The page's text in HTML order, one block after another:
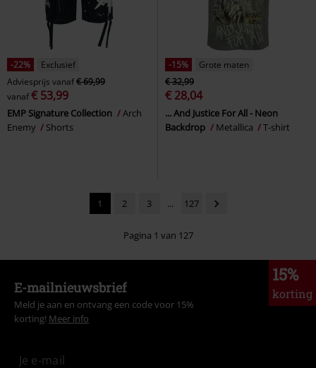
-22%
Exclusief
Adviesprijs vanaf€ 69,99
vanaf€ 53,99
EMP Signature Collection
Arch
Enemy
Shorts
-15%
Grote maten
€ 32,99
€ 28,04
... And Justice For All - Neon
Backdrop
Metallica T-shirt
1 2 3 ... 127
Pagina 1 van 127
15%
korting
E-mailnieuwsbrief
Meld je aan en ontvang een code voor 15%
korting! Meer info